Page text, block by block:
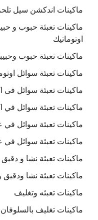
ماكينات اندكشن سيل تلحم
ماكينات تعبئة حبوب و
اوتوماتيك
ماكينات تعبئة حبوب
ماكينات تعبئة سوائل
ماكينات تعبئة سوائل فى
ماكينات تعبئة سوائل في
ماكينات تعبئة سوائل في
ماكينات تعبئة سوائل في
ماكينات تعبئة نشا و
ماكينات تعبئة نشا
ماكينات تعبئه وتغليف
ماكينات تغليف